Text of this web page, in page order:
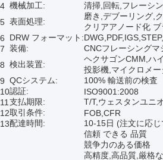
4 機械加工:
清掃,回転,フレーシ
5 表面処理:
磨き,デブーリング,
クリアアノード化
6
DRW フォーマット:
7 装備:
CNCフレーシング
8 検出装置:
ヘクサゴンCMM,ハ
投影機,マイクロメー
9 QCシステム:
100% 輸送前の検査
10認証:
ISO9001:2008
11 支払期限:
T/T,ウェスタンユニ
12取引条件:
FOB,CFR
13配達時間:
10-15日 (注文に応じ
信頼 できる 品質
競争力のある価格
高精度,高品質,厳格